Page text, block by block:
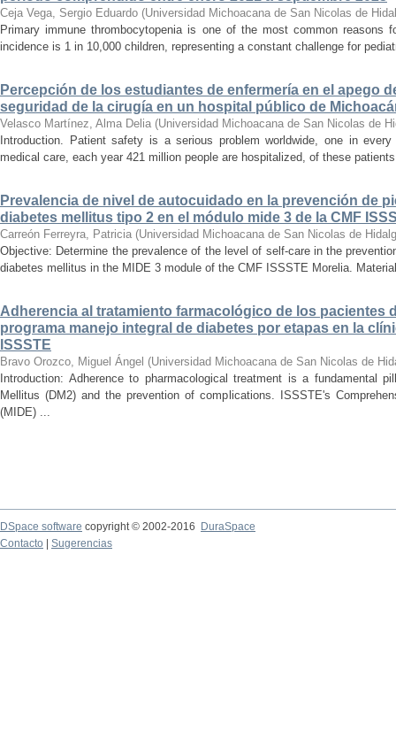
Ceja Vega, Sergio Eduardo (Universidad Michoacana de San Nicolas de
Primary immune thrombocytopenia is one of the most common reasons
incidence is 1 in 10,000 children, representing a constant challenge for
Percepción de los estudiantes de enfermería en el apego
seguridad de la cirugía en un hospital público de
Velasco Martínez, Alma Delia (Universidad Michoacana de San Nicolas de
Introduction. Patient safety is a serious problem worldwide, one in
medical care, each year 421 million people are hospitalized, of these
Prevalencia de nivel de autocuidado en la prevención de
diabetes mellitus tipo 2 en el módulo mide 3 de la CMF
Carreón Ferreyra, Patricia (Universidad Michoacana de San Nicolas de
Objective: Determine the prevalence of the level of self-care in the
diabetes mellitus in the MIDE 3 module of the CMF ISSSTE Morelia.
Adherencia al tratamiento farmacológico de los pacientes
programa manejo integral de diabetes por etapas en la
ISSSTE
Bravo Orozco, Miguel Ángel (Universidad Michoacana de San Nicolas de
Introduction: Adherence to pharmacological treatment is a fundamental
Mellitus (DM2) and the prevention of complications. ISSSTE's
(MIDE) ...
DSpace software copyright © 2002-2016
DuraSpace
Contacto
Sugerencias